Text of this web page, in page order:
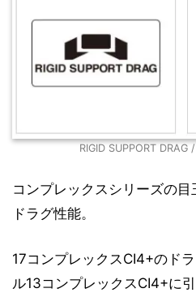
RIGID SUPPORT DRAG
コンプレックスシリーズの
ドラグ性能。
17コンプレックスCI4+のド
ル13コンプレックスCI4+に